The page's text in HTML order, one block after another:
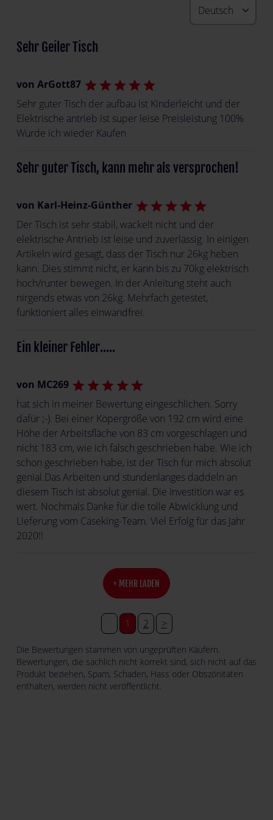
Sehr Geiler Tisch
von ArGott87 star
star
star
star
star
Sehr guter Tisch der aufbau ist Kinderleicht und der
Elektrische antrieb ist super leise Preisleistung 100%
Würde ich wieder Kaufen
Sehr guter Tisch, kann mehr als versprochen!
von Karl-Heinz-Günther star
star
star
star
star
Der Tisch ist sehr stabil, wackelt nicht und der
elektrische Antrieb ist leise und zuverlässig. In einigen
Artikeln wird gesagt, dass der Tisch nur 26kg heben
kann. Dies stimmt nicht, er kann bis zu 70kg elektrisch
hoch/runter bewegen. In der Anleitung steht auch
nirgends etwas von 26kg. Mehrfach getestet,
funktioniert alles einwandfrei.
Ein kleiner Fehler.....
von MC269 star
star
star
star
star
hat sich in meiner Bewertung eingeschlichen. Sorry
dafür ;-). Bei einer Köpergröße von 192 cm wird eine
Höhe der Arbeitsfläche von 83 cm vorgeschlagen und
nicht 183 cm, wie ich falsch geschrieben habe. Wie ich
schon geschrieben habe, ist der Tisch für mich absolut
genial.Das Arbeiten und stundenlanges daddeln an
diesem Tisch ist absolut genial. Die Investition war es
wert. Nochmals Danke für die tolle Abwicklung und
Lieferung vom Caseking-Team. Viel Erfolg für das Jahr
2020!!
+ MEHR LADEN
1 2 >
Die Bewertungen stammen von ungeprüften Käufern.
Bewertungen, die sachlich nicht korrekt sind, sich nicht auf das
Produkt beziehen, Spam, Schaden, Hass oder Obszönitäten
enthalten, werden nicht veröffentlicht.